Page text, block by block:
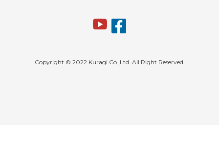
Copyright © 2022 Kuragi Co.,Ltd. All Right Reserved.